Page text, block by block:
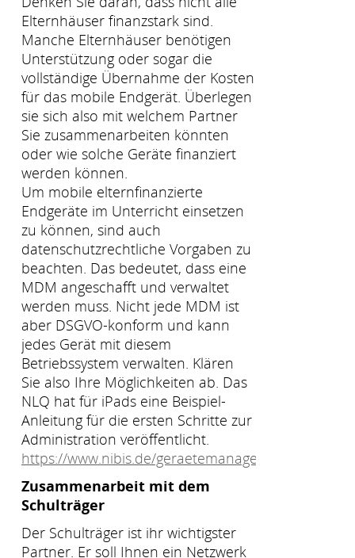
Elternhäuser finanzstark sind.
Manche Elternhäuser benötigen
Unterstützung oder sogar die
vollständige Übernahme der Kosten
für das mobile Endgerät. Überlegen
sie sich also mit welchem Partner
Sie zusammenarbeiten könnten
oder wie solche Geräte finanziert
werden können.
Um mobile elternfinanzierte
Endgeräte im Unterricht einsetzen
zu können, sind auch
datenschutzrechtliche Vorgaben zu
beachten. Das bedeutet, dass eine
MDM angeschafft und verwaltet
werden muss. Nicht jede MDM ist
aber DSGVO-konform und kann
jedes Gerät mit diesem
Betriebssystem verwalten. Klären
Sie also Ihre Möglichkeiten ab. Das
NLQ hat für iPads eine Beispiel-
Anleitung für die ersten Schritte zur
Administration veröffentlicht.
https://www.nibis.de/geraetemanagement_13397
Zusammenarbeit mit dem
Schulträger
Der Schulträger ist ihr wichtigster
Partner. Er soll Ihnen ein Netzwerk